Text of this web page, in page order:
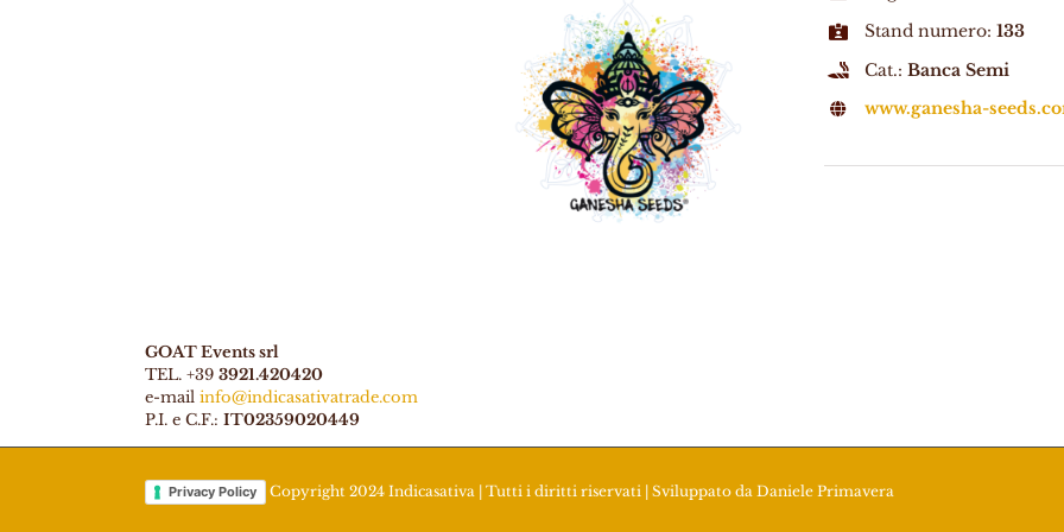
Stand numero: 133
Cat.: Banca Semi
www.ganesha-
GOAT Events srl
TEL. +39 3921.420420
e-mail info@indicasativatrade.com
P.I. e C.F.: IT02359020449
Privacy Policy Copyright 2024 Indicasativa | Tutti i diritti riservati | Sviluppato da Daniele Primavera